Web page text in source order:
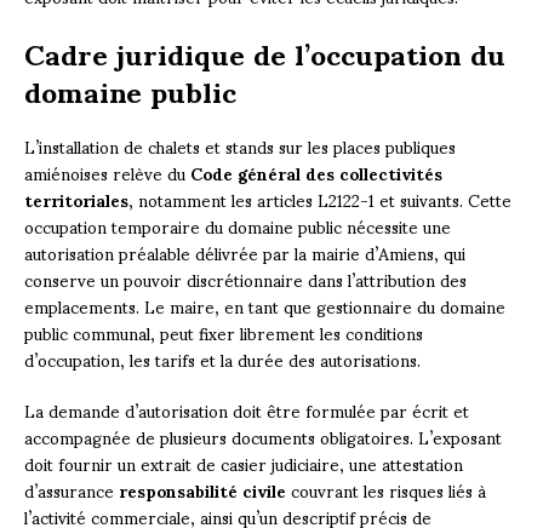
Cadre juridique de l’occupation du
domaine public
L’installation de chalets et stands sur les places publiques
amiénoises relève duCode général des collectivités
territoriales, notamment les articles L2122-1 et suivants. Cette
occupation temporaire du domaine public nécessite une
autorisation préalable délivrée par la mairie d’Amiens, qui
conserve un pouvoir discrétionnaire dans l’attribution des
emplacements. Le maire, en tant que gestionnaire du domaine
public communal, peut fixer librement les conditions
d’occupation, les tarifs et la durée des autorisations.
La demande d’autorisation doit être formulée par écrit et
accompagnée de plusieurs documents obligatoires. L’exposant
doit fournir un extrait de casier judiciaire, une attestation
d’assuranceresponsabilité civilecouvrant les risques liés à
l’activité commerciale, ainsi qu’un descriptif précis de